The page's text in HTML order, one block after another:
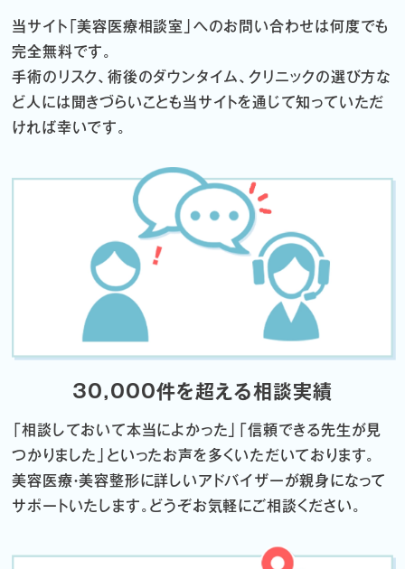
当サイト「美容医療相談室」へのお問い合わせは何度でも
完全無料です。
手術のリスク、術後のダウンタイム、クリニックの選び方な
ど 人には聞きづらいことも当サイトを通じて知っていただ
ければ幸いです。
30,000件を超える相談実績
「相談しておいて本当によかった」「信頼できる先生が見
つかりました」 といったお声を多くいただいております。
美容医療・美容整形に詳しいアドバイザーが親身になって
サポートいたします。 どうぞお気軽にご相談ください。